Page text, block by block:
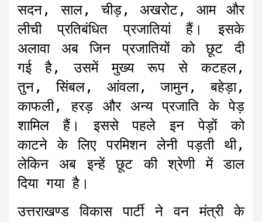
सदन, साल, चीड़, अखरोट, आम और
लीची प्रतिबंधित प्रजातियां हैं। इसके
अलावा अब जिन प्रजातियों को छूट दी
गई है, उसमें मुख्य रूप से कटहल,
तुन, सिंबल, आंवला, जामुन, बहेड़ा,
काफली, हरड़ और अन्य प्रजाति के पेड़
शामिल हैं। इससे पहले इन पेड़ों को
काटने के लिए परमिशन लेनी पड़ती थी,
लेकिन अब इन्हें छूट की श्रेणी में डाल
दिया गया है।
उत्तराखण्ड विकास पार्टी ने वन मंत्री के